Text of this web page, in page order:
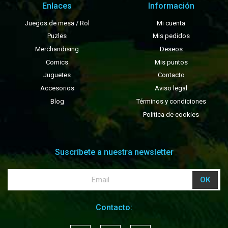
Enlaces
Juegos de mesa / Rol
Puzles
Merchandising
Comics
Juguetes
Accesorios
Blog
Información
Mi cuenta
Mis pedidos
Deseos
Mis puntos
Contacto
Aviso legal
Términos y condiciones
Politica de cookies
Suscríbete a nuestra newsletter
Contacto: